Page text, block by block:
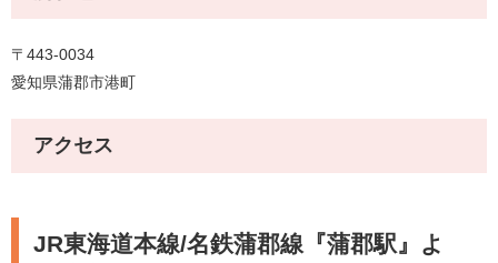
〒443-0034
愛知県蒲郡市港町
アクセス
JR東海道本線/名鉄蒲郡線『蒲郡駅』よ